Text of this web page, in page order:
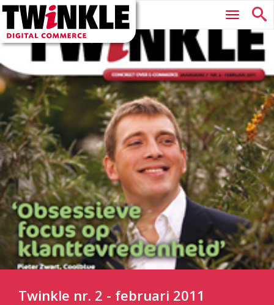
Twinkle
Digital
Commerce
Hoofdmenu
Twinkle nr. 2 - februari 2011